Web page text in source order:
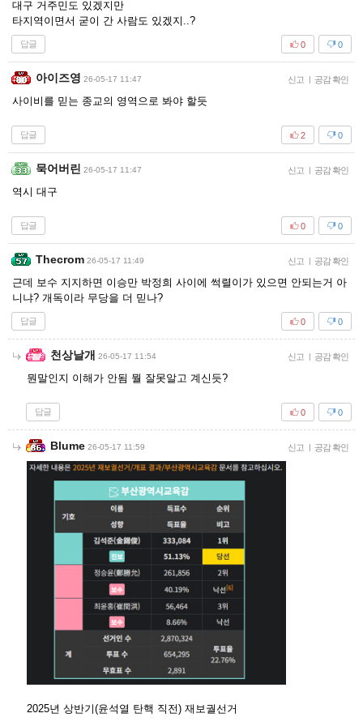
대구 거주민도 있겠지만
타지역이면서 굳이 간 사람도 있겠지..?
답글 0
0
아이즈영 26-05-17 11:47 신고 | 공감 확인
사이비를 믿는 종교의 영역으로 봐야 할듯
답글 0
2
묵어버린 26-05-17 11:47 신고 | 공감 확인
역시 대구
답글 0
0
Thecrom 26-05-17 11:49 신고 | 공감 확인
근데 보수 지지하면 이승만 박정희 사이에 썩렬이가 있으면 안되는거 아
니냐? 개독이라 무당을 더 믿나?
답글 0
0
천상날개 26-05-17 11:54 신고 | 공감 확인
뭔말인지 이해가 안됨 뭘 잘못알고 계신듯?
답글 0
0
Blume 26-05-17 11:59 신고 | 공감 확인
2025년 상반기(윤석열 탄핵 직전) 재보궐선거